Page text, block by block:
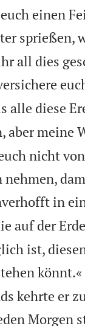
einen
sprießen,
all dies
alle diese
aber meine
nicht
nehmen,
in
auf der
ist,
könnt.«
kehrte er
Morgen